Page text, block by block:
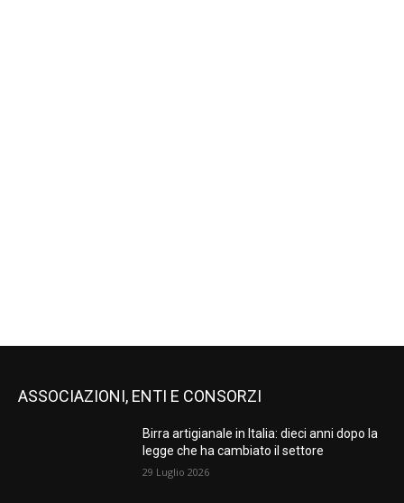
ASSOCIAZIONI, ENTI E CONSORZI
Birra artigianale in Italia: dieci anni dopo la
legge che ha cambiato il settore
29 Luglio 2026